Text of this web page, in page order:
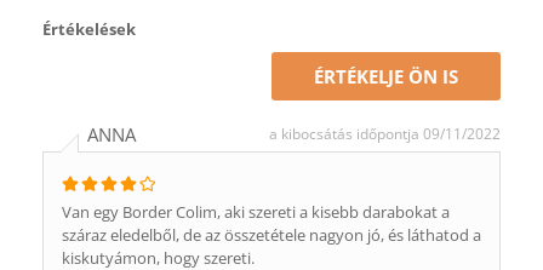
Értékelések
ÉRTÉKELJE ÖN IS
ANNA a kibocsátás időpontja 09/11/2022
Van egy Border Colim, aki szereti a kisebb darabokat a
száraz eledelből, de az összetétele nagyon jó, és láthatod a
kiskutyámon, hogy szereti.